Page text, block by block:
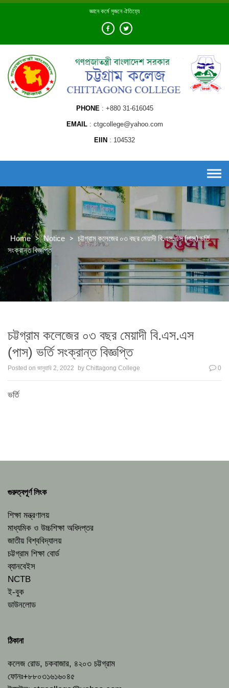
Skip
জ্ঞানে কর্মে সৃজনে ঐতিহ্যে
PHONE +880 31-616045
EMAIL ctgcollege@yahoo.com
EIIN 104532
Home > Notice > চট্টগ্রাম কলেজের ০৩ বছর মেয়াদী বি.এস.এস (পাস) ভর্তি
সংক্রান্ত বিজ্ঞপ্তি
চট্টগ্রাম কলেজের ০৩ বছর মেয়াদী বি.এস.এস
(পাস) ভর্তি সংক্রান্ত বিজ্ঞপ্তি
Posted on জানুয়ারি 2, 2022 by Chittagong College 0
ভর্তি
গুরুত্বপূর্ণ লিংক
শিক্ষা মন্ত্রণালয়
মাধ্যমিক ও উচ্চশিক্ষা অধিদপ্তর
জাতীয় বিশ্ববিদ্যালয়
চট্টগ্রাম শিক্ষা বোর্ড
ব্যানবেইস
NCTB
ই-বুক
ডাউনলোড
ঠিকানা
কলেজ রোড, চকবাজার, ৪২০৩ চট্টগ্রাম
ফোনঃ+৮৮০৩১৬১৬০৪৫